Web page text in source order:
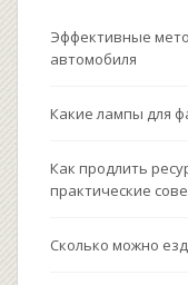
Эффективные
автомобиля
Какие лампы для
Как продлить
практические
Сколько можно